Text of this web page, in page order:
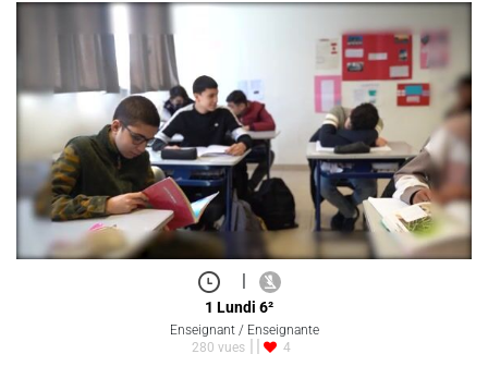
|
1 Lundi 6²
Enseignant / Enseignante
280 vues
4